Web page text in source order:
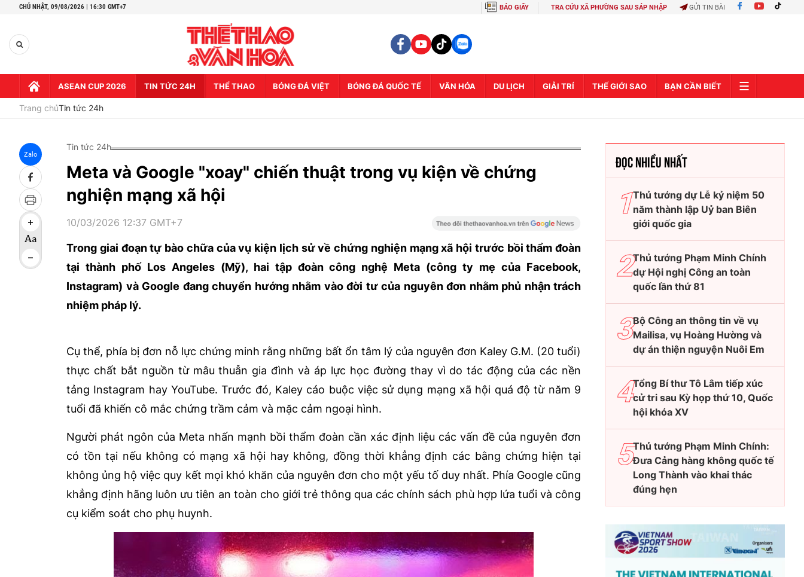
CHỦ NHẬT, 09/08/2026 | 16:30 GMT+7 BÁO GIẤY TRA CỨU XÃ PHƯỜNG SAU SÁP NHẬP GỬI TIN BÀI
ASEAN CUP 2026 TIN TỨC 24H THỂ THAO BÓNG ĐÁ VIỆT BÓNG ĐÁ QUỐC TẾ VĂN HÓA DU LỊCH GIẢI TRÍ THẾ GIỚI SAO BẠN CẦN BIẾT
Trang chủTin tức 24h
Zalo
Tin tức 24h
Meta và Google "xoay" chiến thuật trong vụ kiện về chứng
nghiện mạng xã hội
10/03/2026 12:37 GMT+7
Trong giai đoạn tự bào chữa của vụ kiện lịch sử về chứng nghiện mạng xã hội trước bồi thẩm đoàn
tại thành phố Los Angeles (Mỹ), hai tập đoàn công nghệ Meta (công ty mẹ của Facebook,
Instagram) và Google đang chuyển hướng nhằm vào đời tư của nguyên đơn nhằm phủ nhận trách
nhiệm pháp lý.
Cụ thể, phía bị đơn nỗ lực chứng minh rằng những bất ổn tâm lý của nguyên đơn Kaley G.M. (20 tuổi)
thực chất bắt nguồn từ mâu thuẫn gia đình và áp lực học đường thay vì do tác động của các nền
tảng Instagram hay YouTube. Trước đó, Kaley cáo buộc việc sử dụng mạng xã hội quá độ từ năm 9
tuổi đã khiến cô mắc chứng trầm cảm và mặc cảm ngoại hình.
Người phát ngôn của Meta nhấn mạnh bồi thẩm đoàn cần xác định liệu các vấn đề của nguyên đơn
có tồn tại nếu không có mạng xã hội hay không, đồng thời khẳng định các bằng chứng hiện tại
không ủng hộ việc quy kết mọi khó khăn của nguyên đơn cho một yếu tố duy nhất. Phía Google cũng
khẳng định hãng luôn ưu tiên an toàn cho giới trẻ thông qua các chính sách phù hợp lứa tuổi và công
cụ kiểm soát cho phụ huynh.
ĐỌC NHIỀU NHẤT
Thủ tướng dự Lễ kỷ niệm 50
năm thành lập Uỷ ban Biên
giới quốc gia
Thủ tướng Phạm Minh Chính
dự Hội nghị Công an toàn
quốc lần thứ 81
Bộ Công an thông tin về vụ
Mailisa, vụ Hoàng Hường và
dự án thiện nguyện Nuôi Em
Tổng Bí thư Tô Lâm tiếp xúc
cử tri sau Kỳ họp thứ 10, Quốc
hội khóa XV
Thủ tướng Phạm Minh Chính:
Đưa Cảng hàng không quốc tế
Long Thành vào khai thác
đúng hẹn